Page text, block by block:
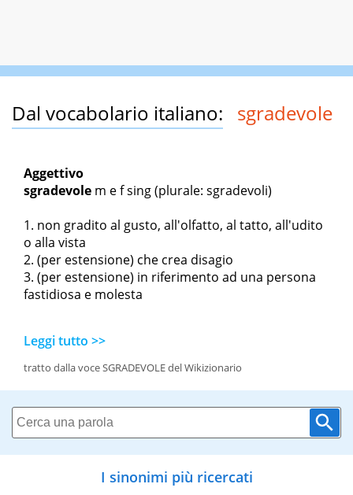
Dal vocabolario italiano: sgradevole
Aggettivo
sgradevole m ef sing(plurale: sgradevoli)
non gradito al gusto, all'olfatto, al tatto, all'udito
o alla vista
(per estensione) che crea disagio
(per estensione) in riferimento ad una persona
fastidiosa e molesta
Leggi tutto >>
tratto dalla voce SGRADEVOLE del Wikizionario
I sinonimi più ricercati